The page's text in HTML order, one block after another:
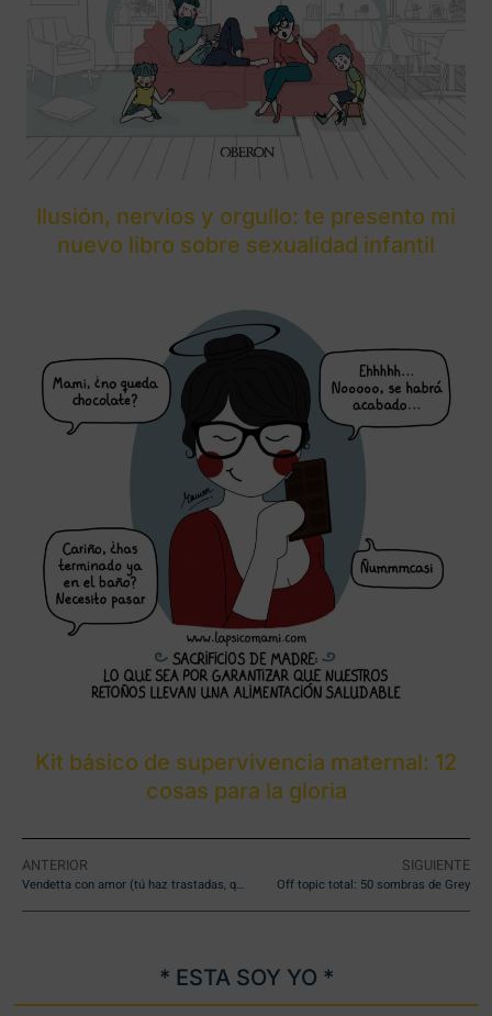
Ilusión, nervios y orgullo: te presento mi
nuevo libro sobre sexualidad infantil
Kit básico de supervivencia maternal: 12
cosas para la gloria
ANTERIOR
Vendetta con amor (tú haz trastadas, que…)
SIGUIENTE
Off topic total: 50 sombras de Grey
* ESTA SOY YO *